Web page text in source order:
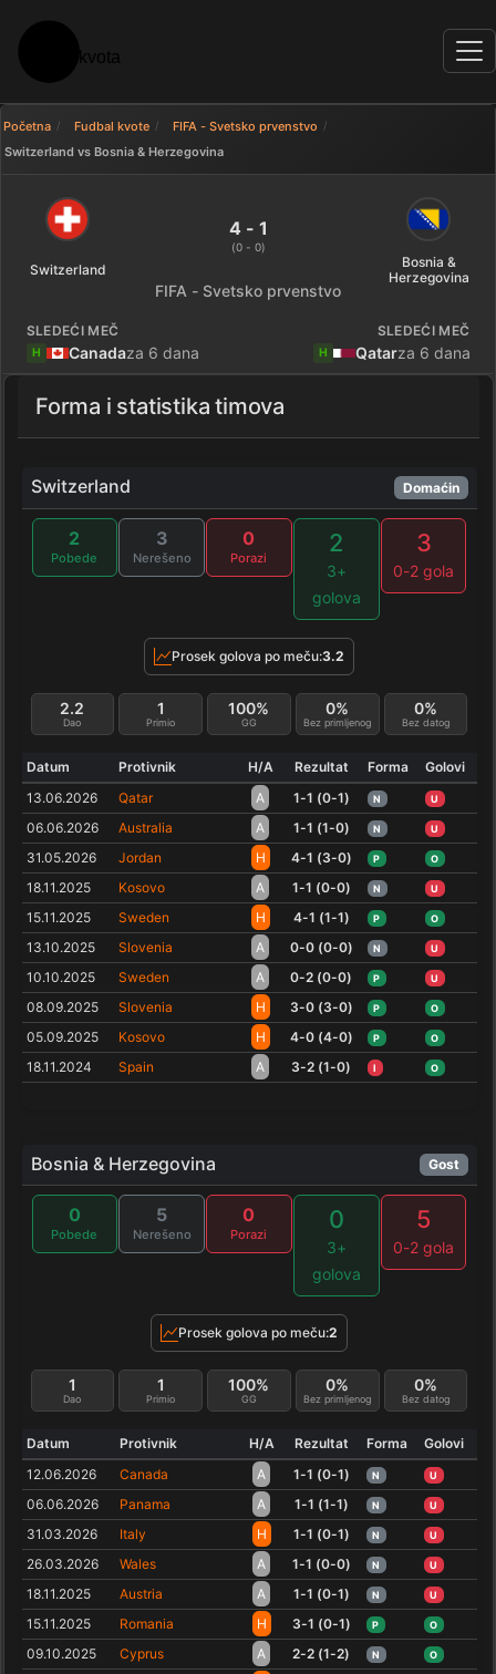
Početna Fudbal kvote
FIFA - Svetsko prvenstvo
Switzerland vs Bosnia & Herzegovina
Switzerland 4 - 1 Bosnia &
Switzerland
4 - 1
(0 - 0)
Bosnia &
Herzegovina
FIFA - Svetsko prvenstvo
SLEDEĆI MEČ
H Canadaza 6 dana
SLEDEĆI MEČ
H Qatarza 6 dana
Forma i statistika timova
Switzerland Domaćin
2
Pobede
3
Nerešeno
0
Porazi
2
3+
golova
3
0-2 gola
Prosek golova po meču:3.2
Dao
2.2
Primio
1
GG
100%
Bez primljenog
0%
Bez datog
0%
Datum Protivnik H/A Rezultat Forma
Golovi
13.06.2026
Qatar A 1-1 (0-1) N U
06.06.2026 Australia A 1-1 (1-0) N U
31.05.2026 Jordan H 4-1 (3-0) P O
18.11.2025 Kosovo A 1-1 (0-0) N U
15.11.2025 Sweden H 4-1 (1-1) P O
13.10.2025 Slovenia A 0-0 (0-0) N U
10.10.2025 Sweden A 0-2 (0-0) P U
08.09.2025 Slovenia H 3-0 (3-0) P O
05.09.2025 Kosovo H 4-0 (4-0) P O
18.11.2024 Spain A 3-2 (1-0) I O
Bosnia & Herzegovina Gost
0
Pobede
5
Nerešeno
0
Porazi
0
3+
golova
5
0-2 gola
Prosek golova po meču:2
Dao
1
Primio
1
GG
100%
Bez primljenog
0%
Bez datog
0%
Datum Protivnik H/A Rezultat Forma
Golovi
12.06.2026
Canada A 1-1 (0-1) N U
06.06.2026 Panama A 1-1 (1-1) N U
31.03.2026 Italy H 1-1 (0-1) N U
26.03.2026 Wales A 1-1 (0-0) N U
18.11.2025 Austria A 1-1 (0-1) N U
15.11.2025 Romania H 3-1 (0-1) P O
09.10.2025 Cyprus A 2-2 (1-2) N O